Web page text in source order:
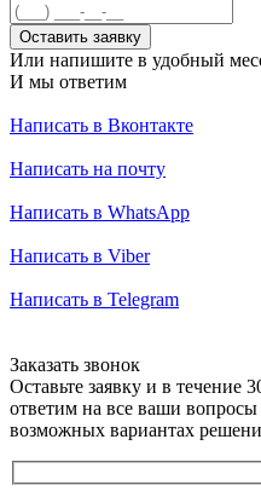
Оставить заявку
Или напишите в удобный
И мы ответим
Написать в Вконтакте
Написать на почту
Написать в WhatsApp
Написать в Viber
Написать в Telegram
Заказать звонок
Оставьте заявку и в течение
ответим на все ваши
возможных вариантах